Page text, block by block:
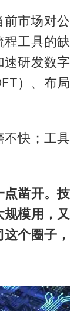
前市场对公
程工具的缺
速研发数字
）、布局
不快；工具
点凿开。技
模用，又
个圈子，